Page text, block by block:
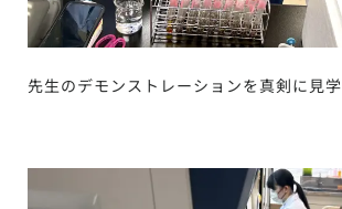
先生のデモンストレーションを真剣に見学